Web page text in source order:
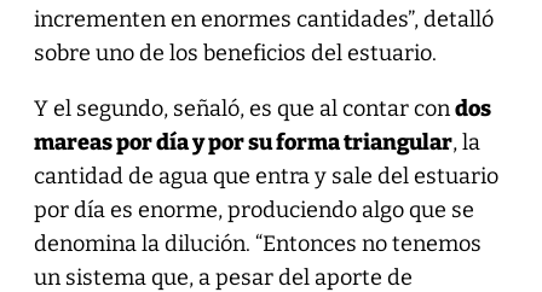
incrementen en enormes cantidades”, detalló
sobre uno de los beneficios del estuario.
Y el segundo, señaló, es que al contar condos
mareas por día y por su forma triangular, la
cantidad de agua que entra y sale del estuario
por día es enorme, produciendo algo que se
denomina la dilución. “Entonces no tenemos
un sistema que, a pesar del aporte de